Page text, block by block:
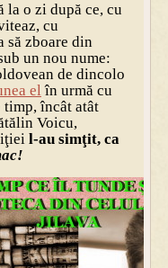
la o zi după ce, cu
cu
să zboare din
un nou nume:
de dincolo
elîn urmă cu
încât atât
Voicu,
l-au simţit, ca